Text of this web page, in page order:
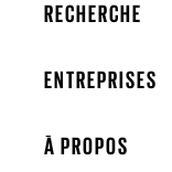
RECHERCHE
ENTREPRISES
À PROPOS